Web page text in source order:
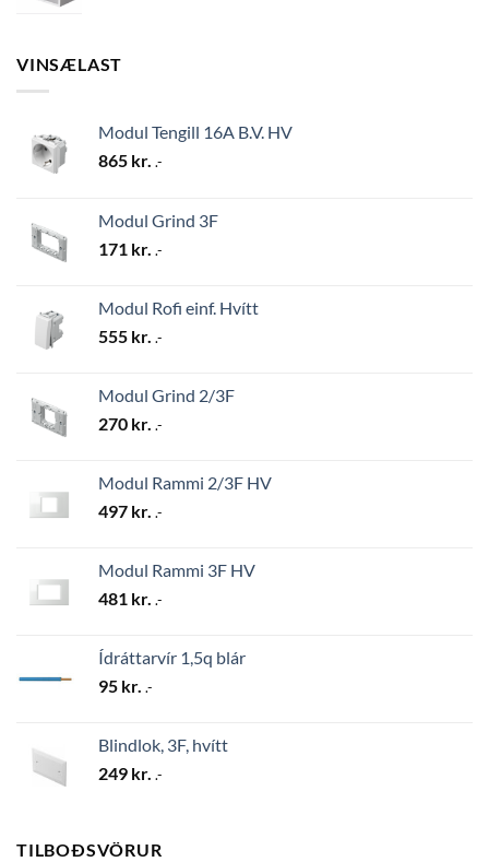
VINSÆLAST
Modul Tengill 16A B.V. HV
865 kr. .-
Modul Grind 3F
171 kr. .-
Modul Rofi einf. Hvítt
555 kr. .-
Modul Grind 2/3F
270 kr. .-
Modul Rammi 2/3F HV
497 kr. .-
Modul Rammi 3F HV
481 kr. .-
Ídráttarvír 1,5q blár
95 kr. .-
Blindlok, 3F, hvítt
249 kr. .-
TILBOÐSVÖRUR